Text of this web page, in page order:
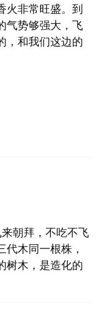
火非常旺盛。到
气势够强大，飞
，和我们这边的
朝拜，不吃不飞
代木同一根株，
树木，是造化的